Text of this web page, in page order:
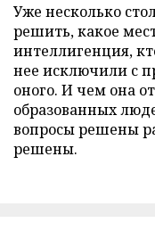
Уже несколько
решить, какое
интеллигенция,
нее исключили с
оного. И чем она
образованных
вопросы решены
решены.